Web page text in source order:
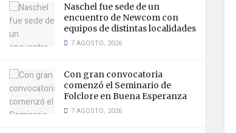
Naschel fue sede de un
encuentro de Newcom con
equipos de distintas localidades
7 AGOSTO, 2026
Con gran convocatoria
comenzó el Seminario de
Folclore en Buena Esperanza
7 AGOSTO, 2026